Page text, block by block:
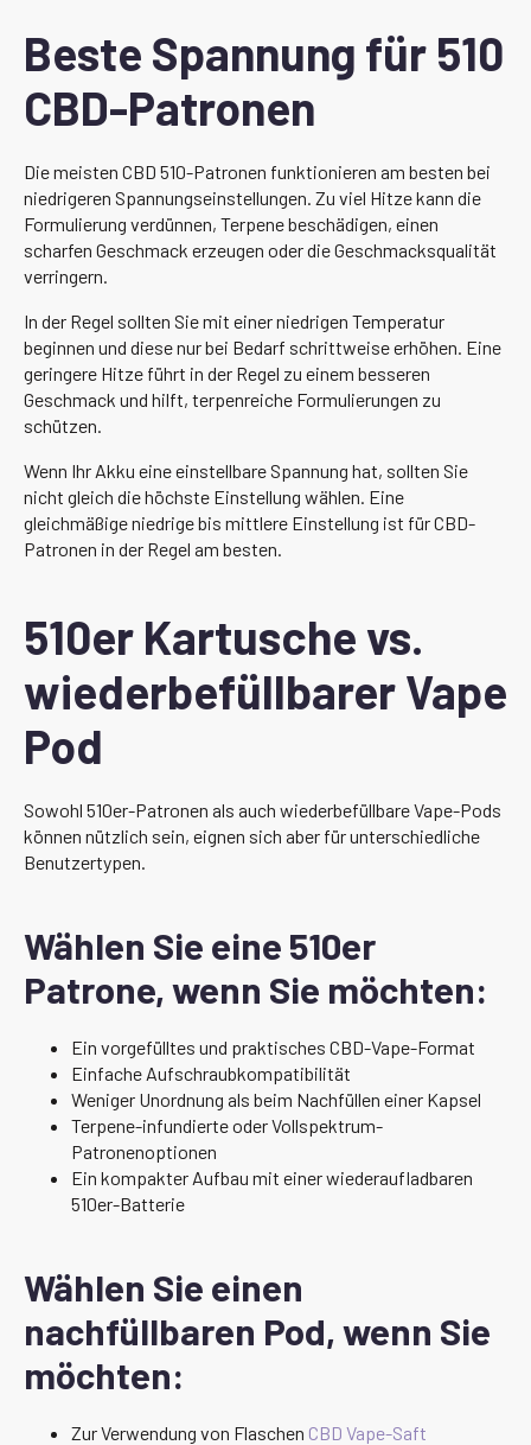
Beste Spannung für 510
CBD-Patronen
Die meisten CBD 510-Patronen funktionieren am besten bei
niedrigeren Spannungseinstellungen. Zu viel Hitze kann die
Formulierung verdünnen, Terpene beschädigen, einen
scharfen Geschmack erzeugen oder die Geschmacksqualität
verringern.
In der Regel sollten Sie mit einer niedrigen Temperatur
beginnen und diese nur bei Bedarf schrittweise erhöhen. Eine
geringere Hitze führt in der Regel zu einem besseren
Geschmack und hilft, terpenreiche Formulierungen zu
schützen.
Wenn Ihr Akku eine einstellbare Spannung hat, sollten Sie
nicht gleich die höchste Einstellung wählen. Eine
gleichmäßige niedrige bis mittlere Einstellung ist für CBD-
Patronen in der Regel am besten.
510er Kartusche vs.
wiederbefüllbarer Vape
Pod
Sowohl 510er-Patronen als auch wiederbefüllbare Vape-Pods
können nützlich sein, eignen sich aber für unterschiedliche
Benutzertypen.
Wählen Sie eine 510er
Patrone, wenn Sie möchten:
Ein vorgefülltes und praktisches CBD-Vape-Format
Einfache Aufschraubkompatibilität
Weniger Unordnung als beim Nachfüllen einer Kapsel
Terpene-infundierte oder Vollspektrum-
Patronenoptionen
Ein kompakter Aufbau mit einer wiederaufladbaren
510er-Batterie
Wählen Sie einen
nachfüllbaren Pod, wenn Sie
möchten:
Zur Verwendung von Flaschen CBD Vape-Saft